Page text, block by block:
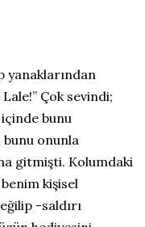
yanaklarından
Çok sevindi;
içinde bunu
bunu onunla
gitmişti. Kolumdaki
kişisel
-saldırı